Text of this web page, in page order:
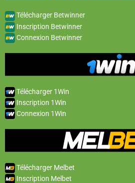
Télécharger Betwinner
Inscription Betwinner
Connexion Betwinner
Télécharger 1Win
Inscription 1Win
Connexion 1Win
Télécharger Melbet
Inscription Melbet